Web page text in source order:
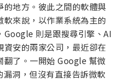
地方。彼此之間的軟體與
來說，以作業系統為主的
Google 則是跟搜尋引擎、AI
安的兩家公司，最近卻在
翻了。一開始 Google 幫微
洞，但沒有直接告訴微軟